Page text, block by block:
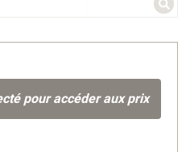
pour accéder aux prix